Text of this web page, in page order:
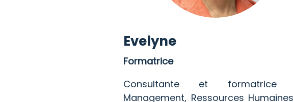
Evelyne
Formatrice
Consultante et formatrice
Management, Ressources